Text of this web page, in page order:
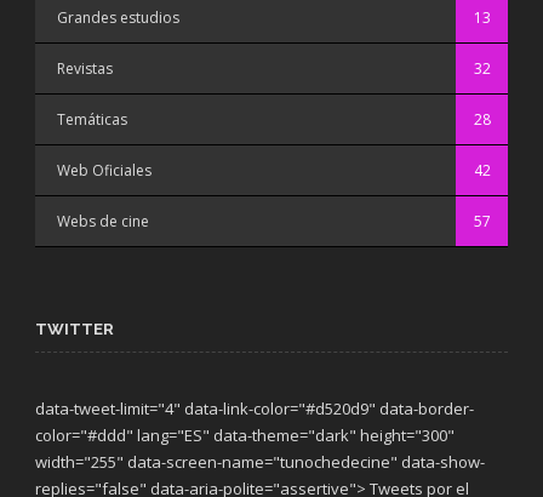
Grandes estudios 13
Revistas 32
Temáticas 28
Web Oficiales 42
Webs de cine 57
TWITTER
data-tweet-limit="4" data-link-color="#d520d9" data-border-
color="#ddd" lang="ES" data-theme="dark" height="300"
width="255" data-screen-name="tunochedecine" data-show-
replies="false" data-aria-polite="assertive"> Tweets por el